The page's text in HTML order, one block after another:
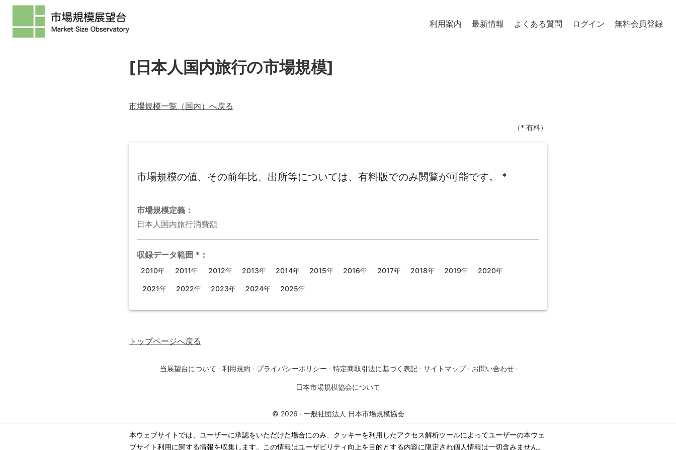
本ウェブサイトでは、ユーザーに承認をいただけた場合にのみ、クッキーを利用したアクセス解析ツールによってユーザーの本ウェ
ブサイト利用に関する情報を収集します。この情報はユーザビリティ向上を目的とする内容に限定され個人情報は一切含みません。
利用案内 最新情報 よくある質問 ログイン 無料会員登録
[日本人国内旅行の市場規模]
市場規模一覧（国内）へ戻る
（* 有料）
市場規模の値、その前年比、出所等については、有料版でのみ閲覧が可能です。 *
市場規模定義：
日本人国内旅行消費額
収録データ範囲 * ：
2010年 2011年 2012年 2013年 2014年 2015年 2016年 2017年 2018年 2019年 2020年
2021年 2022年 2023年 2024年 2025年
トップページへ戻る
当展望台について · 利用規約 · プライバシーポリシー · 特定商取引法に基づく表記 · サイトマップ · お問い合わせ ·
日本市場規模協会について
© 2026 · 一般社団法人 日本市場規模協会